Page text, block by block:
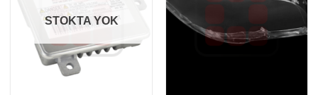
STOKTA YOK